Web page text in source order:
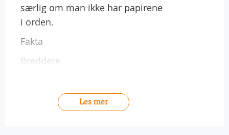
særlig om man ikke har papirene
i orden.
Fakta
Breddere
Les mer